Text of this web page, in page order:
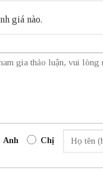
giá nào.
Anh Chị